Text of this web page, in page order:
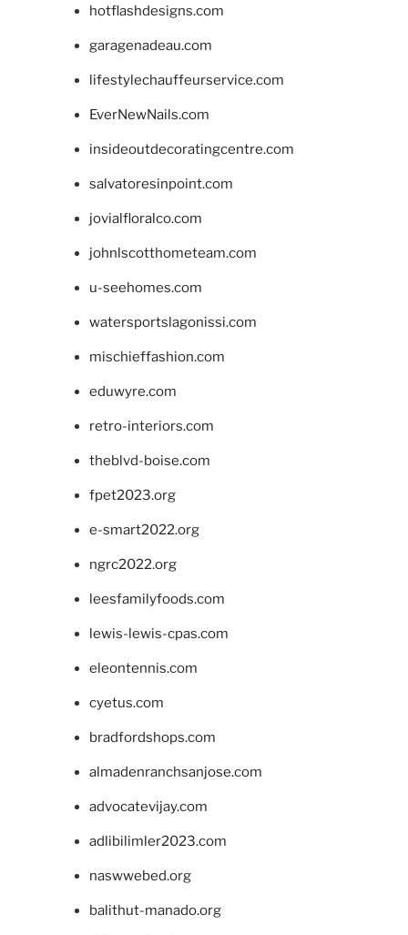
hotflashdesigns.com
garagenadeau.com
lifestylechauffeurservice.com
EverNewNails.com
insideoutdecoratingcentre.com
salvatoresinpoint.com
jovialfloralco.com
johnlscotthometeam.com
u-seehomes.com
watersportslagonissi.com
mischieffashion.com
eduwyre.com
retro-interiors.com
theblvd-boise.com
fpet2023.org
e-smart2022.org
ngrc2022.org
leesfamilyfoods.com
lewis-lewis-cpas.com
eleontennis.com
cyetus.com
bradfordshops.com
almadenranchsanjose.com
advocatevijay.com
adlibilimler2023.com
naswwebed.org
balithut-manado.org